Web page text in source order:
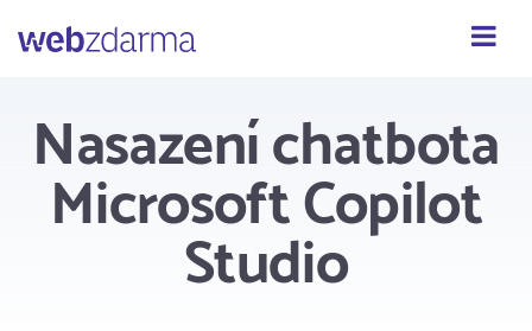
Webzdarma
Nasazení chatbota
Microsoft Copilot
Studio